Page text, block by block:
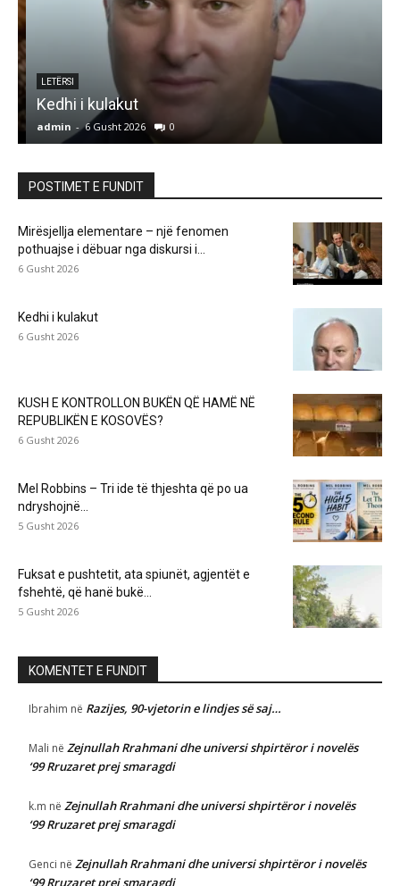
LETËRSI
Kedhi i kulakut
admin - 6 Gusht 2026 0
POSTIMET E FUNDIT
Mirësjellja elementare – një fenomen
pothuajse i dëbuar nga diskursi i...
6 Gusht 2026
Kedhi i kulakut
6 Gusht 2026
KUSH E KONTROLLON BUKËN QË HAMË NË
REPUBLIKËN E KOSOVËS?
6 Gusht 2026
Mel Robbins – Tri ide të thjeshta që po ua
ndryshojnë...
5 Gusht 2026
Fuksat e pushtetit, ata spiunët, agjentët e
fshehtë, që hanë bukë...
5 Gusht 2026
KOMENTET E FUNDIT
Ibrahim në Razijes, 90-vjetorin e lindjes së saj…
Mali në Zejnullah Rrahmani dhe universi shpirtëror i novelës
‘99 Rruzaret prej smaragdi
k.m në Zejnullah Rrahmani dhe universi shpirtëror i novelës
‘99 Rruzaret prej smaragdi
Genci në Zejnullah Rrahmani dhe universi shpirtëror i novelës
‘99 Rruzaret prej smaragdi